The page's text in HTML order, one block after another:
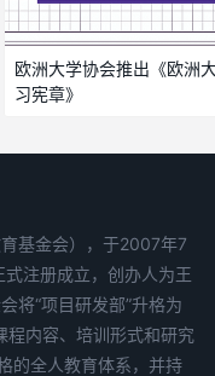
欧洲大学协会推出《欧洲
习宪章》
基金会），于2007年7
注册成立，创办人为王
将“项目研发部”升格为
程内容、培训形式和研究
的全人教育体系，并持